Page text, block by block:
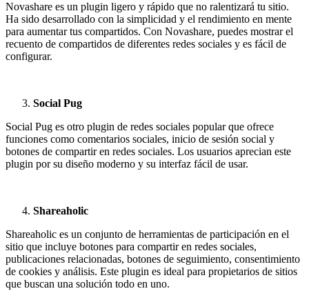
Novashare es un plugin ligero y rápido que no ralentizará tu sitio.
Ha sido desarrollado con la simplicidad y el rendimiento en mente
para aumentar tus compartidos. Con Novashare, puedes mostrar el
recuento de compartidos de diferentes redes sociales y es fácil de
configurar.
Social Pug
Social Pug es otro plugin de redes sociales popular que ofrece
funciones como comentarios sociales, inicio de sesión social y
botones de compartir en redes sociales. Los usuarios aprecian este
plugin por su diseño moderno y su interfaz fácil de usar.
Shareaholic
Shareaholic es un conjunto de herramientas de participación en el
sitio que incluye botones para compartir en redes sociales,
publicaciones relacionadas, botones de seguimiento, consentimiento
de cookies y análisis. Este plugin es ideal para propietarios de sitios
que buscan una solución todo en uno.